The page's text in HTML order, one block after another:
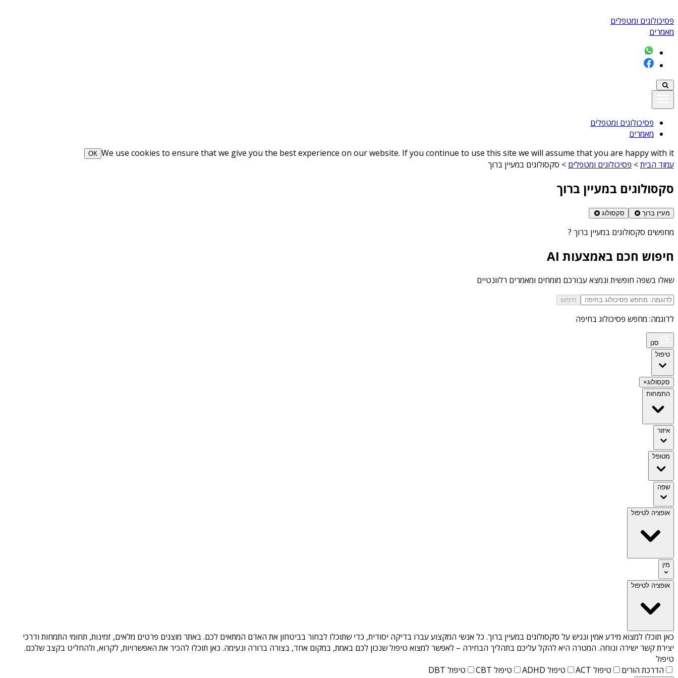
פסיכולוגים ומטפלים
מאמרים
פסיכולוגים ומטפלים
מאמרים
We use cookies to ensure that we give you the best experience on our website. If you continue to use this site we will assume that you are happy with it
ОК
עמוד הבית> פסיכולוגים ומטפלים > סקסולוגים במעיין ברוך
סקסולוגים במעיין ברוך
מעיין ברוך סקסולוג
מחפשים סקסולוגים במעיין ברוך ?
חיפוש חכם באמצעות AI
שאלו בשפה חופשית ונמצא עבורכם מומחים ומאמרים רלוונטיים
חיפוש
לדוגמה: מחפש פסיכולוג בחיפה
סנן
טיפול
סקסולוג×
התמחות
איזור
מטופל
שפה
אופציה לטיפול
מין
אופציה לטיפול
כאן תוכלו למצוא מידע אמין ונגיש על סקסולוגים במעיין ברוך. כל אנשי המקצוע עברו בדיקה יסודית, כדי שתוכלו לבחור בביטחון את האדם המתאים לכם. באתר מוצגים פרטים מלאים, זמינות, תחומי התמחות ודרכי
יצירת קשר ישירה ונוחה. המטרה היא להקל עליכם בתהליך הבחירה – לאפשר למצוא טיפול שנכון לכם באמת, במקום אחד, בצורה ברורה ונעימה. כאן תוכלו להכיר את האפשרויות, לקרוא, ולהחליט בקצב שלכם.
טיפול
הדרכת הורים
טיפול ACT טיפול ADHD טיפול CBT טיפול DBT